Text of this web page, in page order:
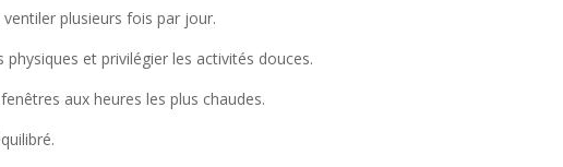
ventiler plusieurs fois par jour.
physiques et privilégier les activités douces.
aux heures les plus chaudes.